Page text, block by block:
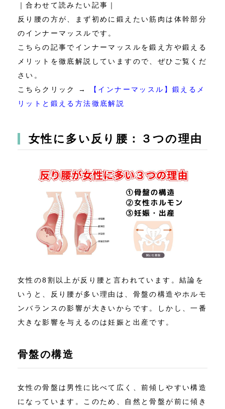
｜合わせて読みたい記事｜
反り腰の方が、まず初めに鍛えたい筋肉は体幹部分
のインナーマッスルです。
こちらの記事でインナーマッスルを鍛え方や鍛える
メリットを徹底解説していますので、ぜひご覧くだ
さい。
こちらクリック →
【インナーマッスル】鍛えるメ
リットと鍛える方法徹底解説
女性に多い反り腰：３つの理由
女性の8割以上が反り腰と言われています。結論を
いうと、反り腰が多い理由は、骨盤の構造やホルモ
ンバランスの影響が大きいからです。しかし、一番
大きな影響を与えるのは妊娠と出産です。
骨盤の構造
女性の骨盤は男性に比べて広く、前傾しやすい構造
になっています。このため、自然と骨盤が前に傾き